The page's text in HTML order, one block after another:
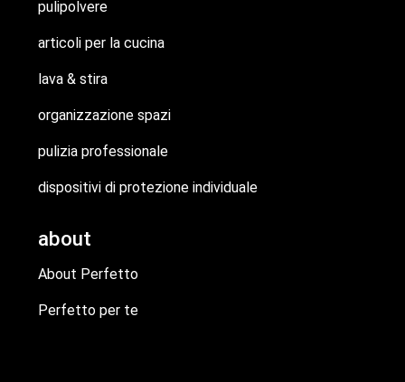
pulipolvere
articoli per la cucina
lava & stira
organizzazione spazi
pulizia professionale
dispositivi di protezione individuale
about
About Perfetto
Perfetto per te